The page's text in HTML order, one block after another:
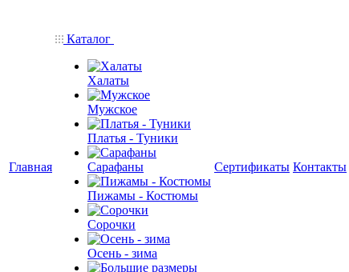
Главная
Каталог
Халаты
Мужское
Платья - Туники
Сарафаны
Пижамы - Костюмы
Сорочки
Oсень - зима
Сертификаты Контакты